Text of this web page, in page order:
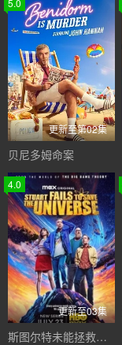
5.0
更新至第02集
贝尼多姆命案
4.0
更新至03集
斯图尔特未能拯救宇宙